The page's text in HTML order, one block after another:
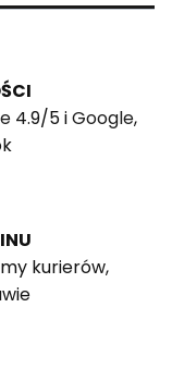
4.9/5 iGoogle,
kurierów,